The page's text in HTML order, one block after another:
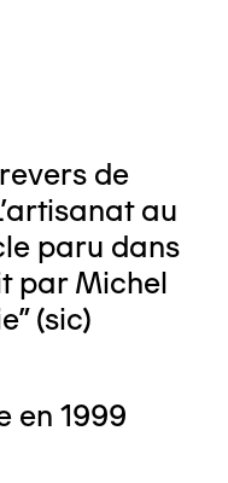
de
au
paru dans
par Michel
(sic)
en 1999